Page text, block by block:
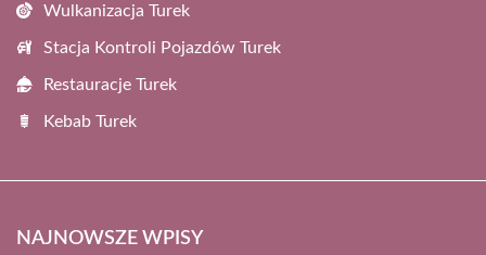
Wulkanizacja Turek
Stacja Kontroli Pojazdów Turek
Restauracje Turek
Kebab Turek
NAJNOWSZE WPISY